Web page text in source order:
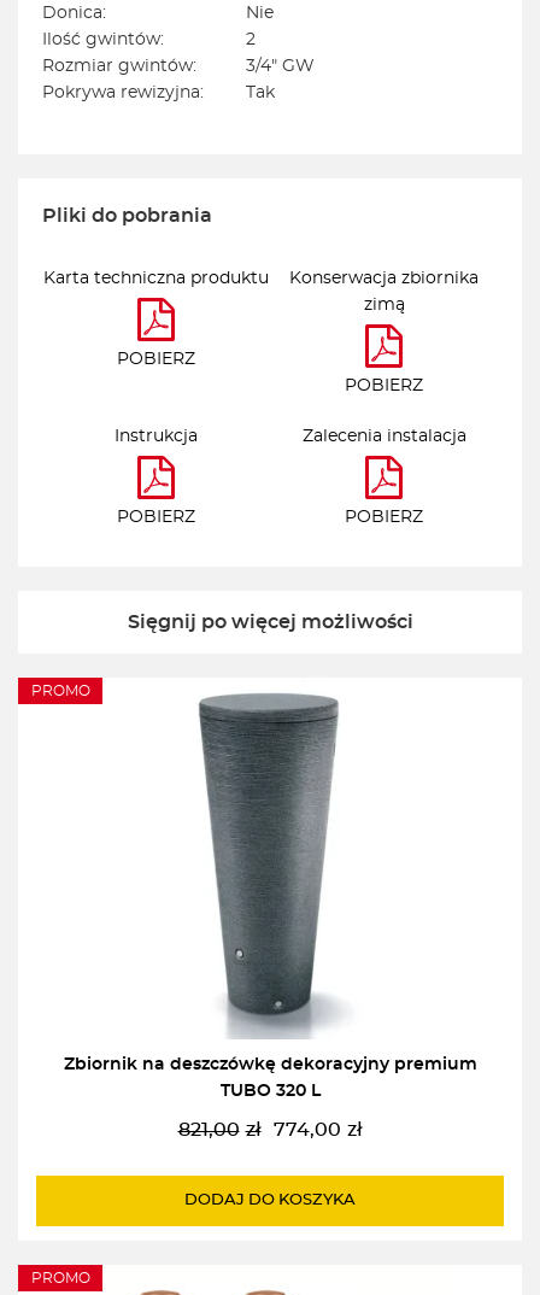
Donica:
Nie
Ilość gwintów:
2
Rozmiar gwintów:
3/4" GW
Pokrywa rewizyjna:
Tak
Pliki do pobrania
Karta techniczna produktu
POBIERZ
Konserwacja zbiornika
zimą
POBIERZ
Instrukcja
POBIERZ
Zalecenia instalacja
POBIERZ
Sięgnij po więcej możliwości
PROMO
Zbiornik na deszczówkę dekoracyjny premium
TUBO 320 L
821,00 zł
Pierwotna
wynosiła:
774,00 zł
Aktualna
wynosi:
DODAJ DO KOSZYKA
PROMO